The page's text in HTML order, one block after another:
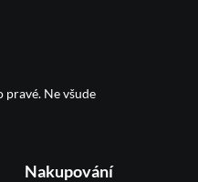
pravé. Ne všude
Nakupování